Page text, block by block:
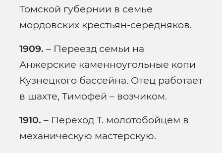
Томской губернии в семье
мордовских крестьян-середняков.
1909. – Переезд семьи на
Анжерские каменноугольные копи
Кузнецкого бассейна. Отец работает
в шахте, Тимофей – возчиком.
1910. – Переход Т. молотобойцем в
механическую мастерскую.